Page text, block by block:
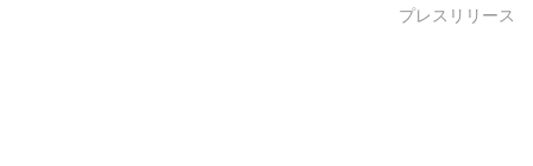
プレスリリース